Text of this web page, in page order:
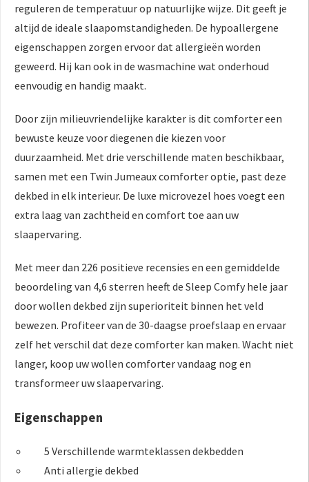
reguleren de temperatuur op natuurlijke wijze. Dit geeft je
altijd de ideale slaapomstandigheden. De hypoallergene
eigenschappen zorgen ervoor dat allergieën worden
geweerd. Hij kan ook in de wasmachine wat onderhoud
eenvoudig en handig maakt.
Door zijn milieuvriendelijke karakter is dit comforter een
bewuste keuze voor diegenen die kiezen voor
duurzaamheid. Met drie verschillende maten beschikbaar,
samen met een Twin Jumeaux comforter optie, past deze
dekbed in elk interieur. De luxe microvezel hoes voegt een
extra laag van zachtheid en comfort toe aan uw
slaapervaring.
Met meer dan 226 positieve recensies en een gemiddelde
beoordeling van 4,6 sterren heeft de Sleep Comfy hele jaar
door wollen dekbed zijn superioriteit binnen het veld
bewezen. Profiteer van de 30-daagse proefslaap en ervaar
zelf het verschil dat deze comforter kan maken. Wacht niet
langer, koop uw wollen comforter vandaag nog en
transformeer uw slaapervaring.
Eigenschappen
5 Verschillende warmteklassen dekbedden
Anti allergie dekbed